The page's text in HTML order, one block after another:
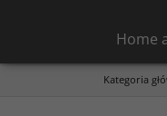
Home
Kategoria